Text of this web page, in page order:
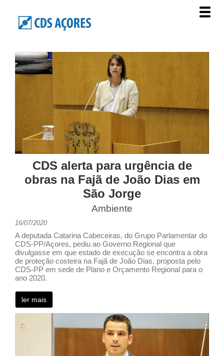
CDS alerta para urgência de
obras na Fajã de João Dias em
São Jorge
Ambiente
16/07/2020
A deputada Catarina Cabeceiras, do Grupo Parlamentar do
CDS-PP/Açores, pediu ao Governo Regional que
divulgasse em que estado de execução se encontra a obra
de proteção costeira na Fajã de João Dias, proposta pelo
CDS-PP em sede de Plano e Orçamento Regional para o
ano 2020.
ler mais